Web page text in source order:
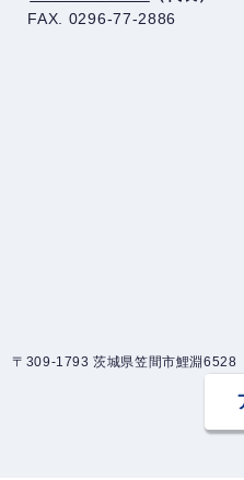
FAX. 0296-77-2886
〒309-1793 茨城県笠間市鯉淵6528